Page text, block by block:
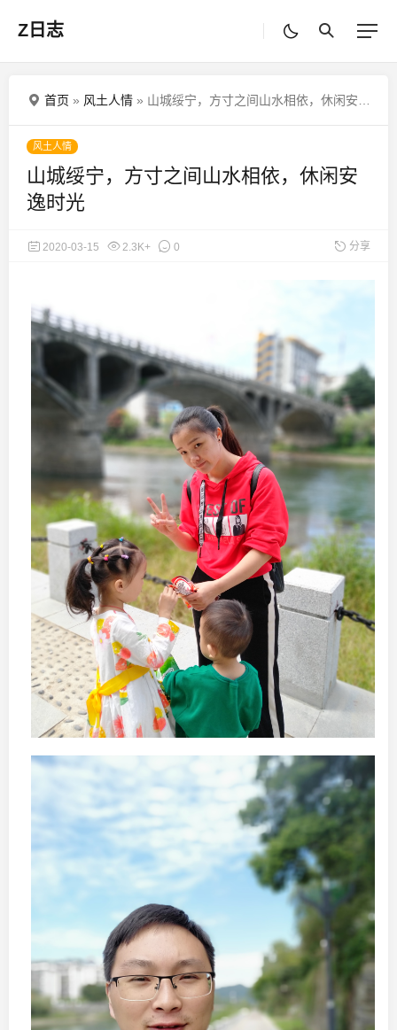
Z日志
心情惬意！
2023最末一天，又去了华南植物园
首页 » 风土人情 » 山城绥宁，方寸之间山水相依，休闲安逸时光
风土人情
山城绥宁，方寸之间山水相依，休闲安
逸时光
2020-03-15 2.3K+ 0 分享